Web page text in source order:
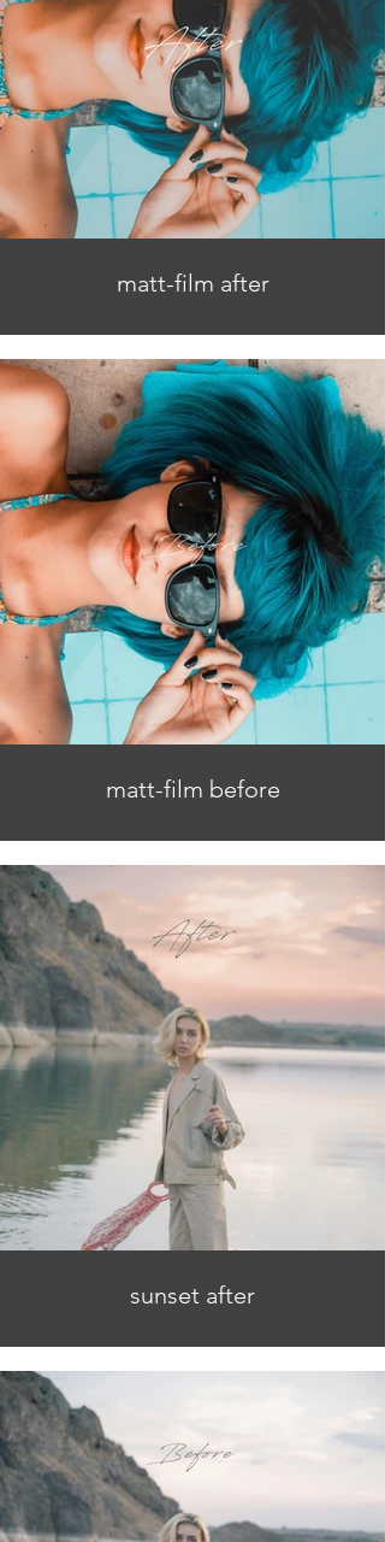
matt-film after
matt-film before
sunset after